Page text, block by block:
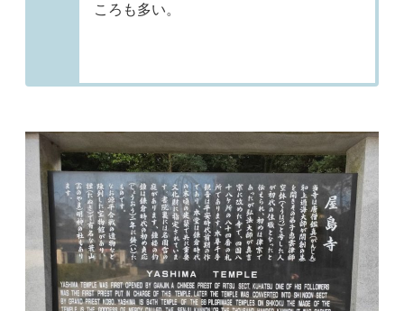
ころも多い。